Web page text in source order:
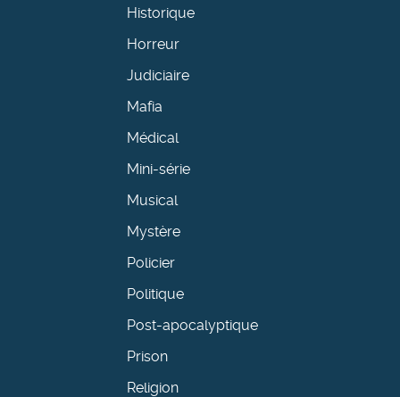
Historique
Horreur
Judiciaire
Mafia
Médical
Mini-série
Musical
Mystère
Policier
Politique
Post-apocalyptique
Prison
Religion